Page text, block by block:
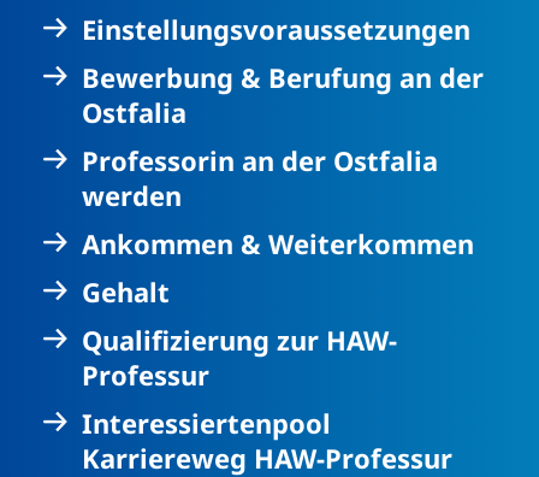
Einstellungsvoraussetzungen
Bewerbung & Berufung an der
Ostfalia
Professorin an der Ostfalia
werden
Ankommen & Weiterkommen
Gehalt
Qualifizierung zur HAW-
Professur
Interessiertenpool
Karriereweg HAW-Professur